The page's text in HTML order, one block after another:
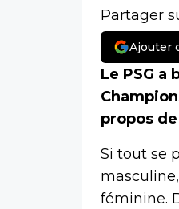
Partager
Ajouter
Le PSG
propos
Si tout se
féminine.